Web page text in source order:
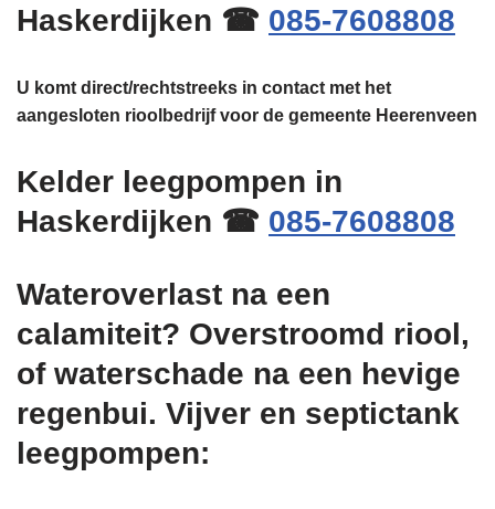
Haskerdijken ☎ 085-7608808
U komt direct/rechtstreeks in contact met het
aangesloten rioolbedrijf voor de gemeente Heerenveen
Kelder leegpompen in
Haskerdijken ☎ 085-7608808
Wateroverlast na een
calamiteit? Overstroomd riool,
of waterschade na een hevige
regenbui. Vijver en septictank
leegpompen: